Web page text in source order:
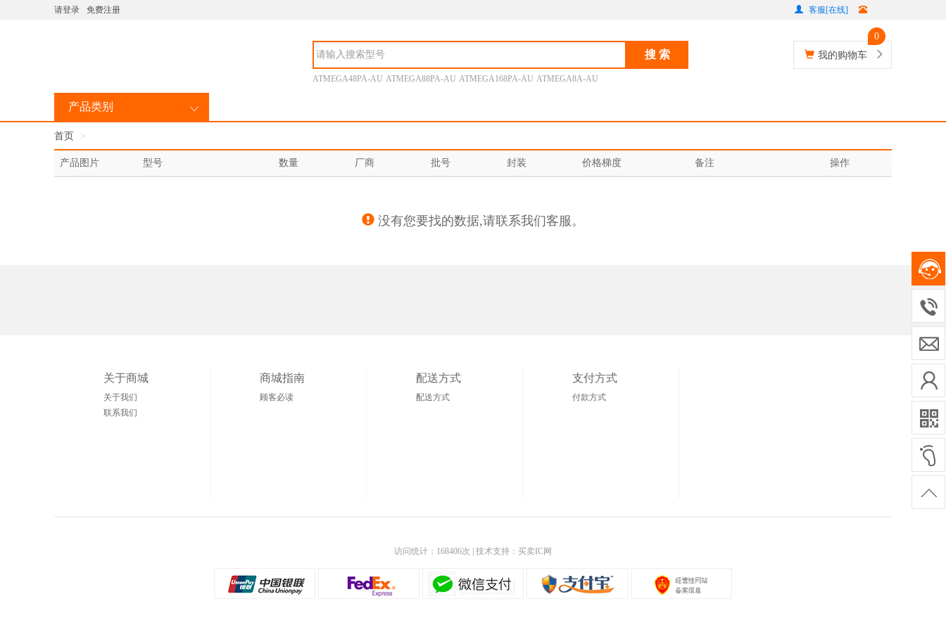
请登录 免费注册 客服[在线]
搜 索
ATMEGA48PA-AU ATMEGA88PA-AU ATMEGA168PA-AU ATMEGA8A-AU
0
我的购物车
产品类别
首页
产品图片 型号 数量 厂商 批号 封装 价格梯度 备注 操作
没有您要找的数据,请联系我们客服。
关于商城
关于我们
联系我们
商城指南
顾客必读
配送方式
配送方式
支付方式
付款方式
访问统计：168406次 | 技术支持：买卖IC网